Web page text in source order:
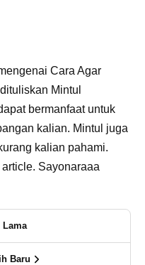
Cara Agar
Mintul
bermanfaat untuk
kalian. Mintul juga
kalian pahami.
Sayonaraaa
Lama
Baru